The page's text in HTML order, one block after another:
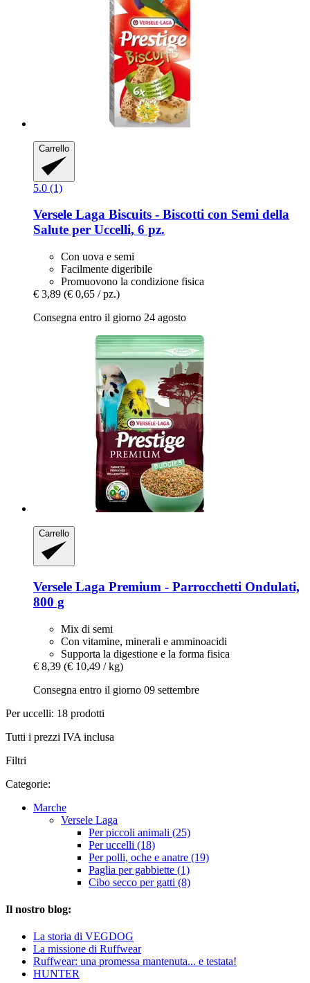
Carrello
5.0 (1)
Versele Laga Biscuits -​ Biscotti con Semi della
Salute per Uccelli, 6 pz.
Con uova e semi
Facilmente digeribile
Promuovono la condizione fisica
€ 3,89 (€ 0,65 / pz.)
Consegna entro il giorno 24 agosto
Carrello
Versele Laga Premium -​ Parrocchetti Ondulati,
800 g
Mix di semi
Con vitamine, minerali e amminoacidi
Supporta la digestione e la forma fisica
€ 8,39 (€ 10,49 / kg)
Consegna entro il giorno 09 settembre
Per uccelli: 18 prodotti
Tutti i prezzi IVA inclusa
Filtri
Categorie:
Marche
Versele Laga
Per piccoli animali (25)
Per uccelli (18)
Per polli, oche e anatre (19)
Paglia per gabbiette (1)
Cibo secco per gatti (8)
Il nostro blog:
La storia di VEGDOG
La missione di Ruffwear
Ruffwear: una promessa mantenuta... e testata!
HUNTER